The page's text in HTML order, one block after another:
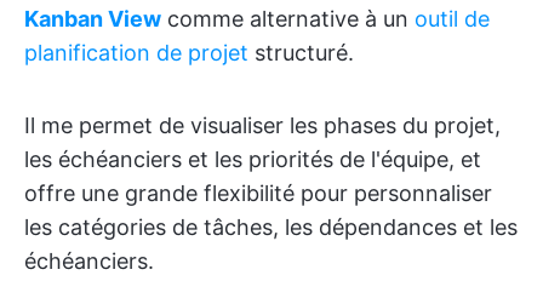
Kanban View comme alternative à un outil de
planification de projet structuré.
Il me permet de visualiser les phases du projet,
les échéanciers et les priorités de l'équipe, et
offre une grande flexibilité pour personnaliser
les catégories de tâches, les dépendances et les
échéanciers.